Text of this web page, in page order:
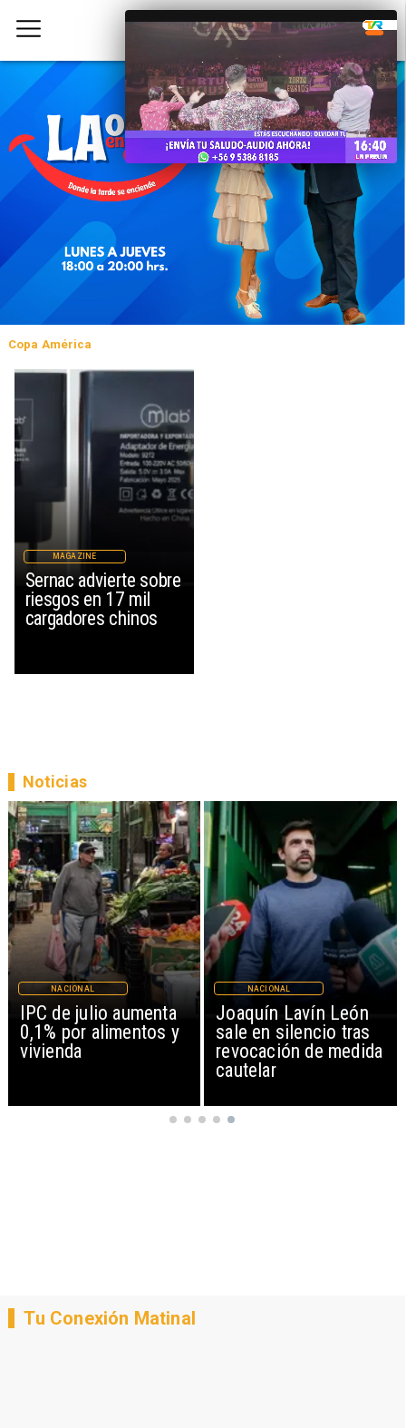
Copa América
Sernac advierte sobre
riesgos en 17 mil
cargadores chinos
MAGAZINE
IPC de julio aumenta
0,1% por alimentos y
vivienda
NACIONAL
Joaquín Lavín León
sale en silencio tras
revocación de medida
cautelar
NACIONAL
Noticias
Tu Conexión Matinal